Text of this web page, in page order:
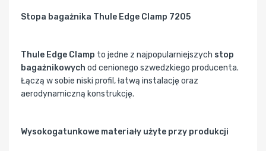
Stopa bagażnika Thule Edge Clamp 7205
Thule Edge Clamp to jedne z najpopularniejszych stop
bagażnikowych od cenionego szwedzkiego producenta.
Łączą w sobie niski profil, łatwą instalację oraz
aerodynamiczną konstrukcję.
Wysokogatunkowe materiały użyte przy produkcji